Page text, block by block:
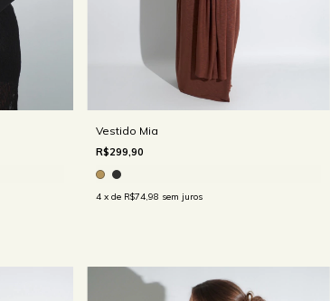
Vestido Mia
R$299,90
4 x de R$74,98 sem juros